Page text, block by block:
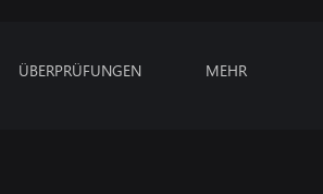
ÜBERPRÜFUNGEN MEHR